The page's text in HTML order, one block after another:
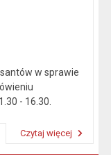
w sprawie
- 16.30.
Czytaj więcej